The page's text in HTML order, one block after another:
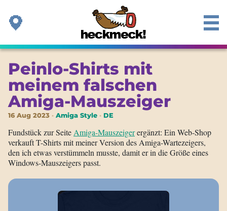
Peinlo-Shirts mit
meinem falschen
Amiga-Mauszeiger
16 Aug 2023 Amiga Style DE
Fundstück zur Seite Amiga-Mauszeigerergänzt: Ein Web-Shop
verkauft T-Shirts mit meiner Version des Amiga-Wartezeigers,
den ich etwas verstümmeln musste, damit er in die Größe eines
Windows-Mauszeigers passt.